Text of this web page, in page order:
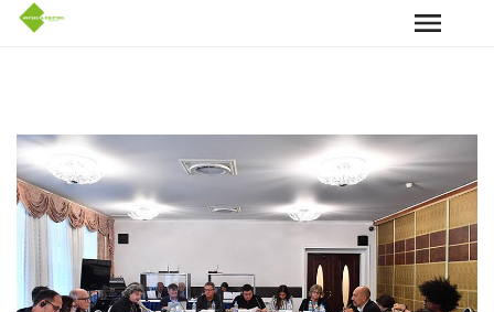
Pasar al contenido principal